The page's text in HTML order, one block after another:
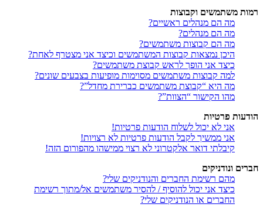
רמות משתמשים וקבוצות
מה הם מנהלים ראשיים?
מה הם מנהלים?
מה הם קבוצות משתמשים?
היכן נמצאות קבוצות המשתמשים וכיצד אני מצטרף לאחת?
כיצד אני הופך לראש קבוצת משתמשים?
למה קבוצות משתמשים מסוימות מופיעות בצבעים שונים?
מה היא “קבוצת משתמשים כברירת מחדל”?
מהו הקישור “הצוות”?
הודעות פרטיות
אני לא יכול לשלוח הודעות פרטיות!
אני ממשיך לקבל הודעות פרטיות לא רצויות!
קיבלתי דואר אלקטרוני לא רצוי ממישהו מהפורום הזה!
חברים ונודניקים
מהם רשימת החברים והנודניקים שלי?
כיצד אני יכול להוסיף / להסיר משתמשים אל/מתוך רשימת
החברים או הנודניקים שלי?